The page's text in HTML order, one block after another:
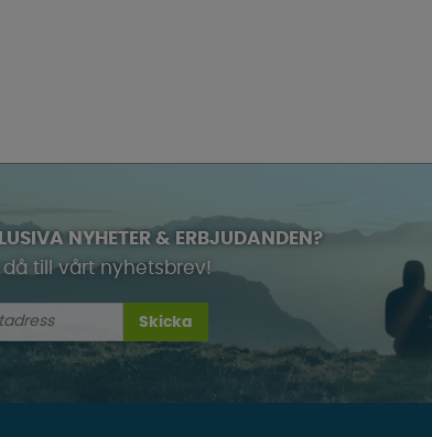
NYHETER & ERBJUDANDEN?
till vårt nyhetsbrev!
Skicka